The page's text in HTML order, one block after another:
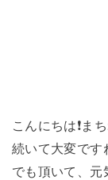
こんにちは❗ま
続いて大変です
でも頂いて、元